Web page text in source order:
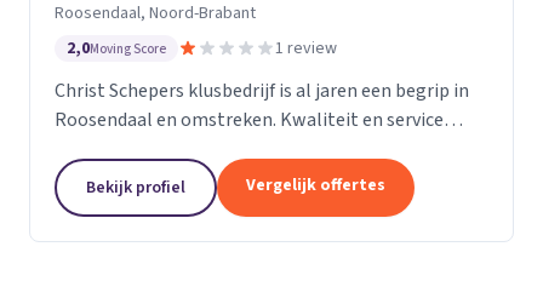
Roosendaal, Noord-Brabant
2,0Moving Score 1 review
Christ Schepers klusbedrijf is al jaren een begrip in
Roosendaal en omstreken. Kwaliteit en service
grote tevredenheid onder onze klanten. Of het nu...
Bekijk profiel Vergelijk offertes